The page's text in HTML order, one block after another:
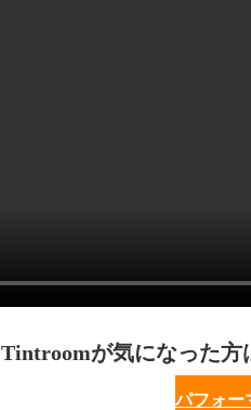
Tintroomが気になった方
パフォー